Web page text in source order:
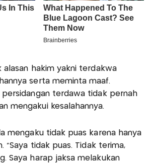
alasan hakim yakni terdakwa
serta meminta maaf.
persidangan terdawa tidak pernah
mengakui kesalahannya.
mengaku tidak puas karena hanya
"Saya tidak puas. Tidak terima,
Saya harap jaksa melakukan